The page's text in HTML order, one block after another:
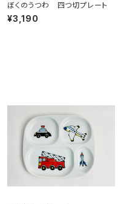
ぼくのうつわ 四つ切プレート
¥3,190